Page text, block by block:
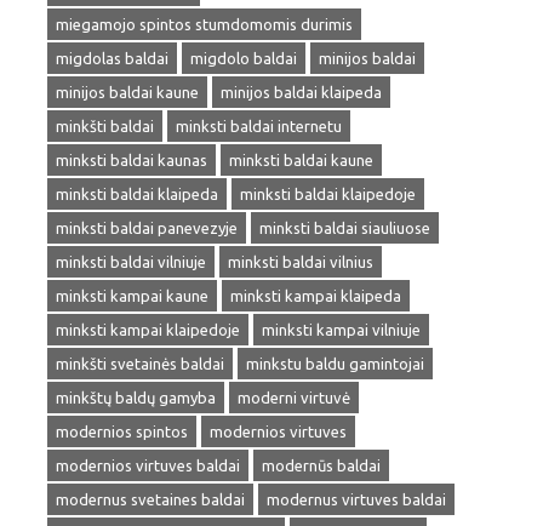
miegamojo spintos stumdomomis durimis
migdolas baldai
migdolo baldai
minijos baldai
minijos baldai kaune
minijos baldai klaipeda
minkšti baldai
minksti baldai internetu
minksti baldai kaunas
minksti baldai kaune
minksti baldai klaipeda
minksti baldai klaipedoje
minksti baldai panevezyje
minksti baldai siauliuose
minksti baldai vilniuje
minksti baldai vilnius
minksti kampai kaune
minksti kampai klaipeda
minksti kampai klaipedoje
minksti kampai vilniuje
minkšti svetainės baldai
minkstu baldu gamintojai
minkštų baldų gamyba
moderni virtuvė
modernios spintos
modernios virtuves
modernios virtuves baldai
modernūs baldai
modernus svetaines baldai
modernus virtuves baldai